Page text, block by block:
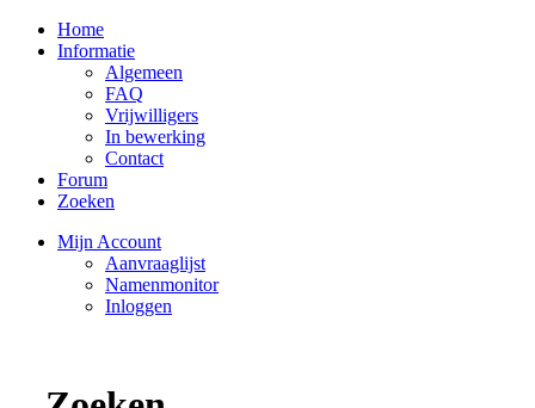
Home
Informatie
Algemeen
FAQ
Vrijwilligers
In bewerking
Contact
Forum
Zoeken
Mijn Account
Aanvraaglijst
Namenmonitor
Inloggen